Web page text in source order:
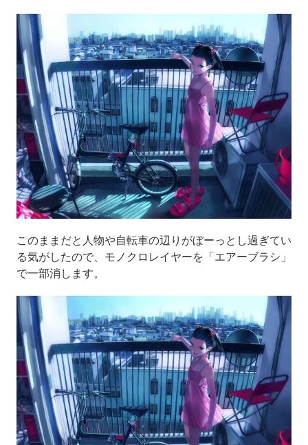
このままだと人物や自転車の辺りがぼーっとし過ぎてい
る気がしたので、モノクロレイヤーを「エアーブラシ」
で一部消します。